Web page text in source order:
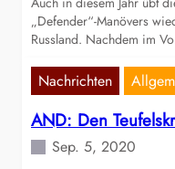
„Defender“-Manövers
Russland. Nachdem im
Nachrichten
AND: Den
Sep. 5, 2020